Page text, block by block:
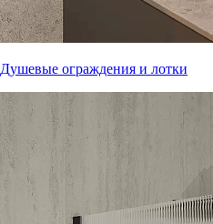
Душевые ограждения и лотки